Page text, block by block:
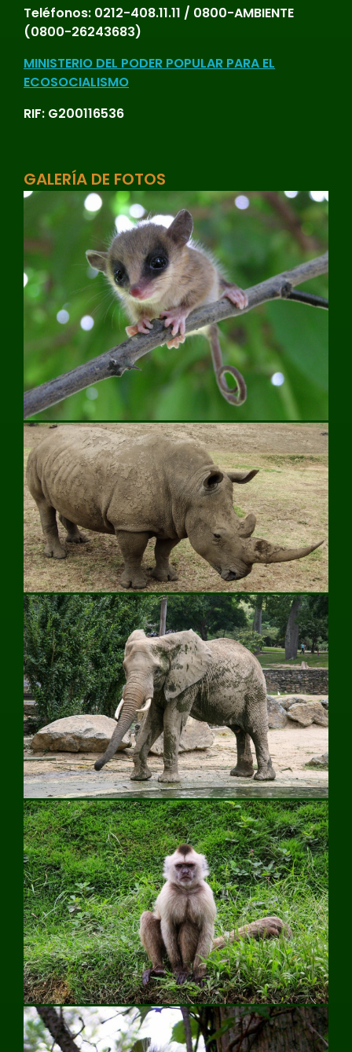
Vascular
Vulnerable
Teléfonos: 0212-408.11.11 / 0800-AMBIENTE
(0800-26243683)
MINISTERIO DEL PODER POPULAR PARA EL
ECOSOCIALISMO
RIF: G200116536
GALERÍA DE FOTOS